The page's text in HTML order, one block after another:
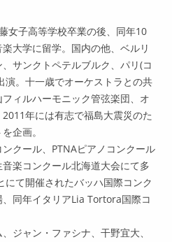
女子高等学校卒業の後、同年10
大学に留学。国内の他、ベルリ
サンクトペテルブルク、パリ(コ
演。十一歳でオーケストラとの共
ィルハーモニック管弦楽団、オ
年には有志で福島大震災のた
企画。
クール、PTNAピアノコンクール
楽コンクール北海道大会にて多
て開催されたバッハ国際コンク
同年イタリアLia Tortora国際コ
ジャン・ファシナ、干野宜大、